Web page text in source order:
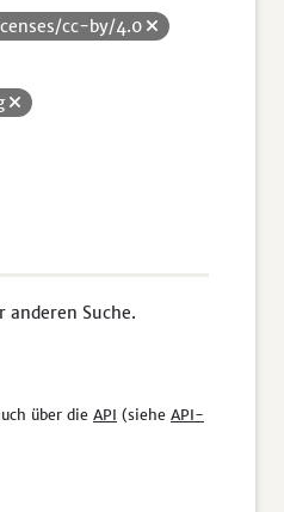
cc-by/4.0
anderen Suche.
über die API (siehe API-